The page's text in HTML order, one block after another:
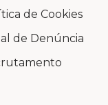
de Cookies
de Denúncia